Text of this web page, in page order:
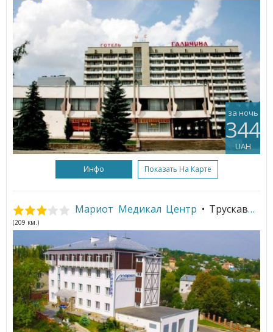
за ночь
344
UAH
Инфо Показать На Карте
Мариот Медикал Центр • Трускавец
(209 км.)